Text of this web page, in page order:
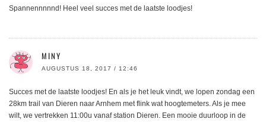
Spannennnnnd! Heel veel succes met de laatste loodjes!
MINY
AUGUSTUS 18, 2017 / 12:46
Succes met de laatste loodjes! En als je het leuk vindt, we lopen zondag een
28km trail van Dieren naar Arnhem met flink wat hoogtemeters. Als je mee
wilt, we vertrekken 11:00u vanaf station Dieren. Een mooie duurloop in de